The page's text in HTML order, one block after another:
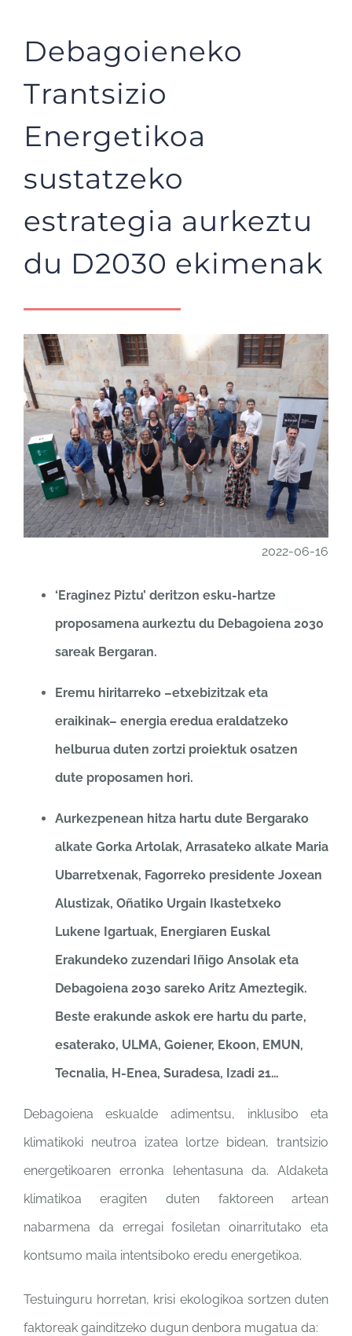
Debagoieneko
Trantsizio
Energetikoa
sustatzeko
estrategia aurkeztu
du D2030 ekimenak
2022-06-16
‘Eraginez Piztu’ deritzon esku-hartze
proposamena aurkeztu du Debagoiena 2030
sareak Bergaran.
Eremu hiritarreko –etxebizitzak eta
eraikinak– energia eredua eraldatzeko
helburua duten zortzi proiektuk osatzen
dute proposamen hori.
Aurkezpenean hitza hartu dute Bergarako
alkate Gorka Artolak, Arrasateko alkate Maria
Ubarretxenak, Fagorreko presidente Joxean
Alustizak, Oñatiko Urgain Ikastetxeko
Lukene Igartuak, Energiaren Euskal
Erakundeko zuzendari Iñigo Ansolak eta
Debagoiena 2030 sareko Aritz Ameztegik.
Beste erakunde askok ere hartu du parte,
esaterako, ULMA, Goiener, Ekoon, EMUN,
Tecnalia, H-Enea, Suradesa, Izadi 21…
Debagoiena eskualde adimentsu, inklusibo eta
klimatikoki neutroa izatea lortze bidean, trantsizio
energetikoaren erronka lehentasuna da. Aldaketa
klimatikoa eragiten duten faktoreen artean
nabarmena da erregai fosiletan oinarritutako eta
kontsumo maila intentsiboko eredu energetikoa.
Testuinguru horretan, krisi ekologikoa sortzen duten
faktoreak gainditzeko dugun denbora mugatua da: